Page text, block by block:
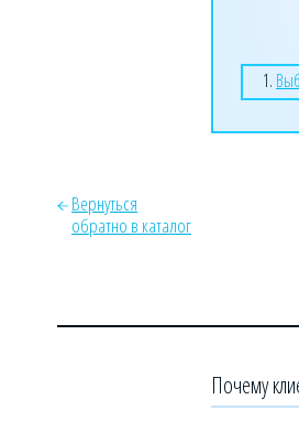
1.
Вернуться
обратно в каталог
Почему